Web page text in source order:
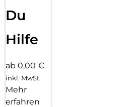
Du
Hilfe
ab 0,00 €
inkl. MwSt.
Mehr
erfahren